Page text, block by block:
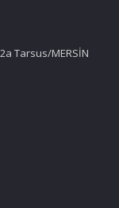
Tarsus/MERSİN